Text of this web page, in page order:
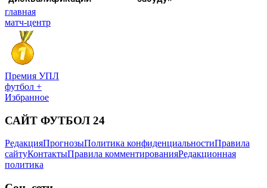
главная
матч-центр
Премия УПЛ
футбол +
Избранное
САЙТ ФУТБОЛ 24
РедакцияПрогнозыПолитика конфиденциальностиПравила
сайтуКонтактыПравила комментированияРедакционная
политика